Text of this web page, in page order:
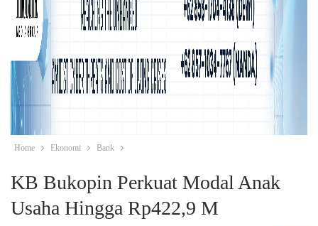
Home Ekonomi Bank
KB Bukopin Perkuat Modal Anak
Usaha Hingga Rp422,9 M